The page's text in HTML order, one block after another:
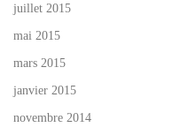
juillet 2015
mai 2015
mars 2015
janvier 2015
novembre 2014